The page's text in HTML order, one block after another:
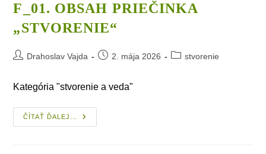
F_01. OBSAH PRIEČINKA
„STVORENIE“
PostDrahoslav Vajda
Post2. mája 2026
Poststvorenie
Kategória "stvorenie a veda"
ČÍTAŤ ĎALEJ...
F_01.
Obsah